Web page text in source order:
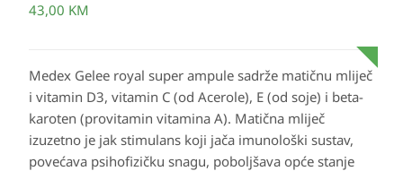
43,00 KM
Medex Gelee royal super ampule sadrže matičnu mliječ
i vitamin D3, vitamin C (od Acerole), E (od soje) i beta-
karoten (provitamin vitamina A). Matična mliječ
izuzetno je jak stimulans koji jača imunološki sustav,
povećava psihofizičku snagu, poboljšava opće stanje